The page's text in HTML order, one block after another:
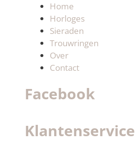
Home
Horloges
Sieraden
Trouwringen
Over
Contact
Facebook
Klantenservice